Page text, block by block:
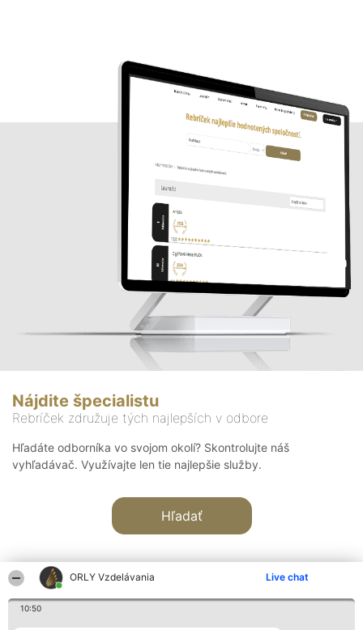
ORLY Vzdelávania Live chat
10:50
Nájdite špecialistu
Rebríček združuje tých najlepších v odbore
Hľadáte odborníka vo svojom okolí? Skontrolujte náš
vyhľadávač. Využívajte len tie najlepšie služby.
Hľadať